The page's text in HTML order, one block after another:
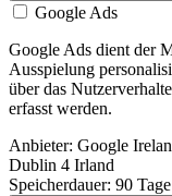
Google Ads
Google Ads dient der
Ausspielung
über das
erfasst werden.
Anbieter: Google
Dublin 4 Irland
Speicherdauer: 90